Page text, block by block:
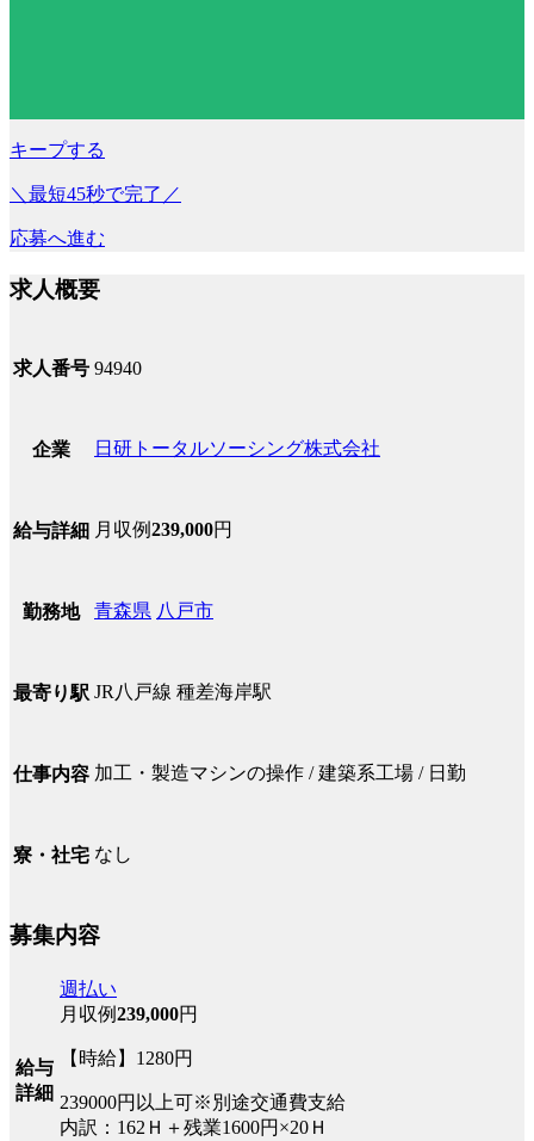
キープする
＼最短45秒で完了／
応募へ進む
求人概要
求人番号 94940
企業 日研トータルソーシング株式会社
給与詳細 月収例239,000円
勤務地 青森県 八戸市
最寄り駅 JR八戸線 種差海岸駅
仕事内容 加工・製造マシンの操作 / 建築系工場 / 日勤
寮・社宅 なし
募集内容
給与
詳細
週払い
月収例239,000円
【時給】1280円
239000円以上可※別途交通費支給
内訳：162Ｈ＋残業1600円×20Ｈ